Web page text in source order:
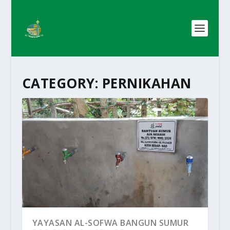
CATEGORY: PERNIKAHAN
YAYASAN AL-SOFWA BANGUN SUMUR